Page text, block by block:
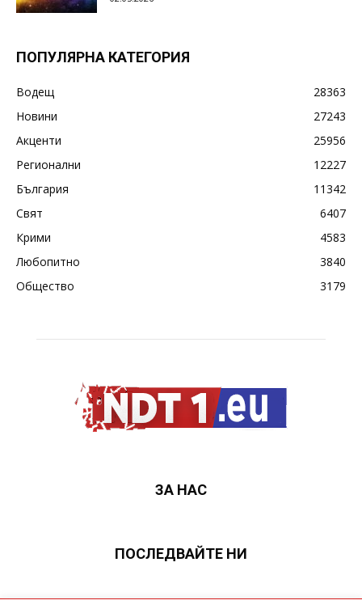
ПОПУЛЯРНА КАТЕГОРИЯ
Водещ
28363
Новини
27243
Акценти
25956
Регионални
12227
България
11342
Свят
6407
Крими
4583
Любопитно
3840
Общество
3179
ЗА НАС
ПОСЛЕДВАЙТЕ НИ